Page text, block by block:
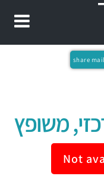
share mail
משופץ
Not